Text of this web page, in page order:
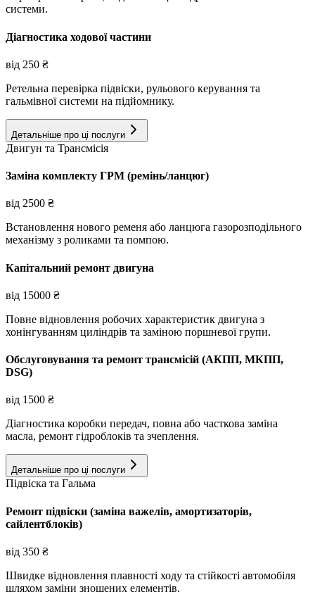
системи.
Діагностика ходової частини
від 250 ₴
Ретельна перевірка підвіски, рульового керування та
гальмівної системи на підйомнику.
Детальніше про ці послуги
Двигун та Трансмісія
Заміна комплекту ГРМ (ремінь/ланцюг)
від 2500 ₴
Встановлення нового ременя або ланцюга газорозподільного
механізму з роликами та помпою.
Капітальний ремонт двигуна
від 15000 ₴
Повне відновлення робочих характеристик двигуна з
хонінгуванням циліндрів та заміною поршневої групи.
Обслуговування та ремонт трансмісій (АКПП, МКПП,
DSG)
від 1500 ₴
Діагностика коробки передач, повна або часткова заміна
масла, ремонт гідроблоків та зчеплення.
Детальніше про ці послуги
Підвіска та Гальма
Ремонт підвіски (заміна важелів, амортизаторів,
сайлентблоків)
від 350 ₴
Швидке відновлення плавності ходу та стійкості автомобіля
шляхом заміни зношених елементів.